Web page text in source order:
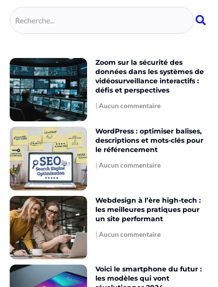
Zoom sur la sécurité des
données dans les systèmes de
vidéosurveillance interactifs :
défis et perspectives
Aucun commentaire
WordPress : optimiser balises,
descriptions et mots-clés pour
le référencement
Aucun commentaire
Webdesign à l’ère high-tech :
les meilleures pratiques pour
un site performant
Aucun commentaire
Voici le smartphone du futur :
les modèles qui vont